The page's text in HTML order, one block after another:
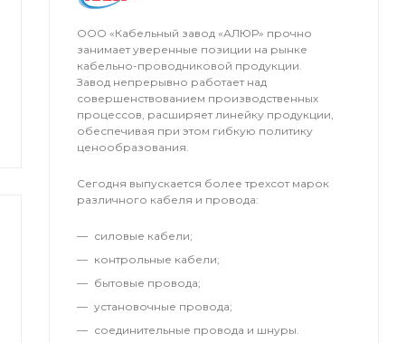
ООО «Кабельный завод «АЛЮР» прочно
занимает уверенные позиции на рынке
кабельно-проводниковой продукции.
Завод непрерывно работает над
совершенствованием производственных
процессов, расширяет линейку продукции,
обеспечивая при этом гибкую политику
ценообразования.
Сегодня выпускается более трехсот марок
различного кабеля и провода:
силовые кабели;
контрольные кабели;
бытовые провода;
установочные провода;
соединительные провода и шнуры.